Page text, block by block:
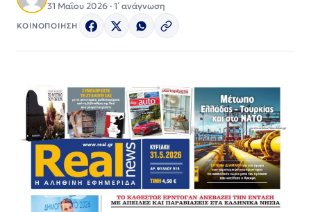
31 Μαΐου 2026 · 1΄ ανάγνωση
ΚΟΙΝΟΠΟΙΗΣΗ